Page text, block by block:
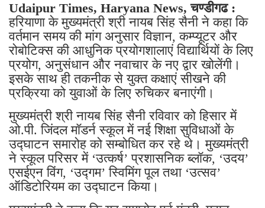
Udaipur Times, Haryana News, चण्डीगढ :
हरियाणा के मुख्यमंत्री श्री नायब सिंह सैनी ने कहा कि
वर्तमान समय की मांग अनुसार विज्ञान, कम्प्यूटर और
रोबोटिक्स की आधुनिक प्रयोगशालाएं विद्यार्थियों के लिए
प्रयोग, अनुसंधान और नवाचार के नए द्वार खोलेंगी।
इसके साथ ही तकनीक से युक्त कक्षाएं सीखने की
प्रक्रिया को युवाओं के लिए रुचिकर बनाएंगी।
मुख्यमंत्री श्री नायब सिंह सैनी रविवार को हिसार में
ओ.पी. जिंदल मॉडर्न स्कूल में नई शिक्षा सुविधाओं के
उद्घाटन समारोह को सम्बोधित कर रहे थे। मुख्यमंत्री
ने स्कूल परिसर में ‘उत्कर्ष’ प्रशासनिक ब्लॉक, ‘उदय’
एसईएन विंग, ‘उद्गम’ स्विमिंग पूल तथा ‘उत्सव’
ऑडिटोरियम का उद्घाटन किया।